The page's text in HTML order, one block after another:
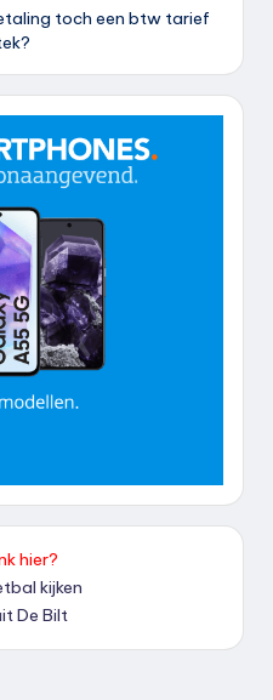
toch een btw tarief
hier?
kijken
De Bilt